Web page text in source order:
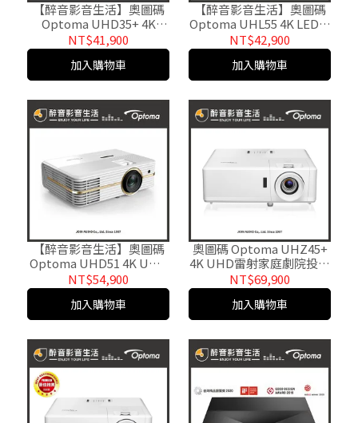
【醉音影音生活】奧圖碼
Optoma UHD35+ 4K
UHD劇院級電玩投影機.公
司貨
NT$41,900
加入購物車
【醉音影音生活】奧圖碼
Optoma UHL55 4K LED智
慧家庭投影機.內建WiFi/藍
牙/喇叭/USB.公司貨
NT$42,900
加入購物車
【醉音影音生活】奧圖碼
Optoma UHD51 4K UHD
家庭劇院投影機.XPR 4K成
像技術.公司貨
NT$54,900
加入購物車
奧圖碼 Optoma UHZ45+
4K UHD雷射家庭劇院投影
機.公司貨
NT$69,900
加入購物車